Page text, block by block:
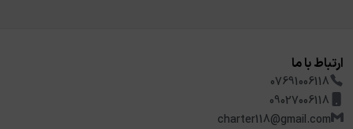
ارتباط با ما
07691006118
09027006118
charter118@gmail.com